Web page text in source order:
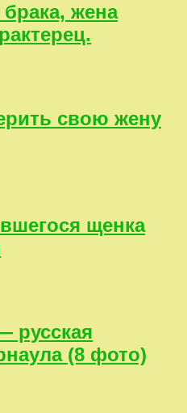
жена
свою жену
щенка
русская
(8 фото)